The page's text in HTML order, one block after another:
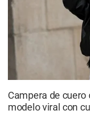
Campera de cuero
modelo viral con